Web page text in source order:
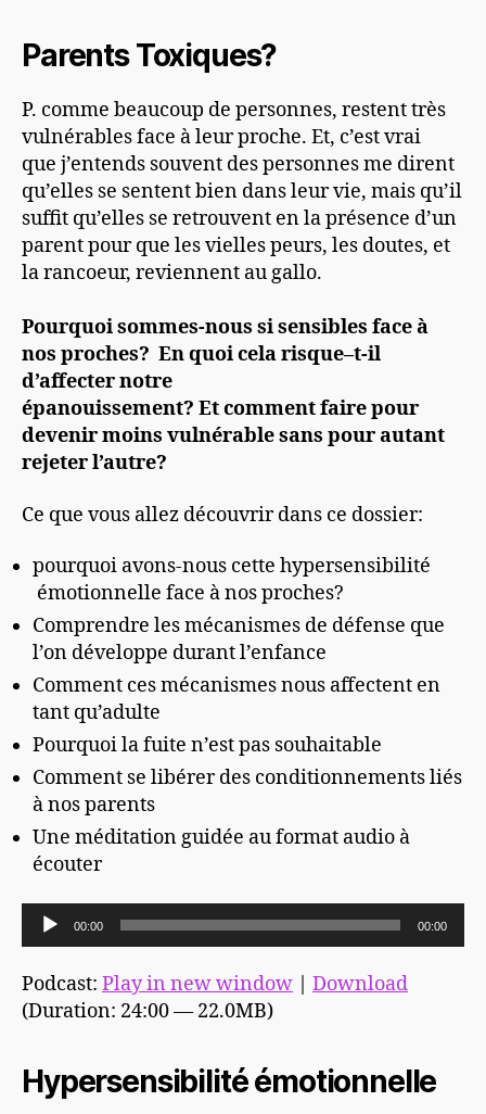
Parents Toxiques?
P. comme beaucoup de personnes, restent très
vulnérables face à leur proche. Et, c’est vrai
que j’entends souvent des personnes me dirent
qu’elles se sentent bien dans leur vie, mais qu’il
suffit qu’elles se retrouvent en la présence d’un
parent pour que les vielles peurs, les doutes, et
la rancoeur, reviennent au gallo.
Pourquoi sommes-nous si sensibles face à
nos proches? En quoi cela risque–t-il
d’affecter notre
épanouissement? Etcomment faire pour
devenir moins vulnérable sans pour autant
rejeter l’autre?
Ce que vous allez découvrir dans ce dossier:
pourquoi avons-nous cette hypersensibilité
émotionnelle face à nos proches?
Comprendre les mécanismes de défense que
l’on développe durant l’enfance
Comment ces mécanismes nous affectent en
tant qu’adulte
Pourquoi la fuite n’est pas souhaitable
Comment se libérer des conditionnements liés
à nos parents
Une méditation guidée au format audio à
écouter
e
c
t
u
r
00:00 00:00
Podcast: Play in new window
Download
(Duration: 24:00 — 22.0MB)
Hypersensibilité émotionnelle